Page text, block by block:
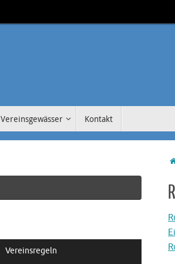
Vereinsgewässer Kontakt
Vereinsregeln